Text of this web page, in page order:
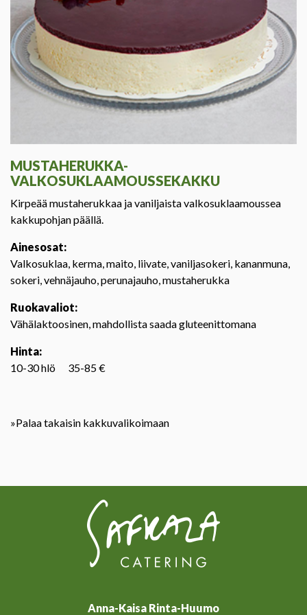
MUSTAHERUKKA-
VALKOSUKLAAMOUSSEKAKKU
Kirpeää mustaherukkaa ja vaniljaista valkosuklaamoussea
kakkupohjan päällä.
Ainesosat:
Valkosuklaa, kerma, maito, liivate, vaniljasokeri, kananmuna,
sokeri, vehnäjauho, perunajauho, mustaherukka
Ruokavaliot:
Vähälaktoosinen, mahdollista saada gluteenittomana
Hinta:
10-30 hlö 35-85 €
»Palaa takaisin kakkuvalikoimaan
Anna-Kaisa Rinta-Huumo